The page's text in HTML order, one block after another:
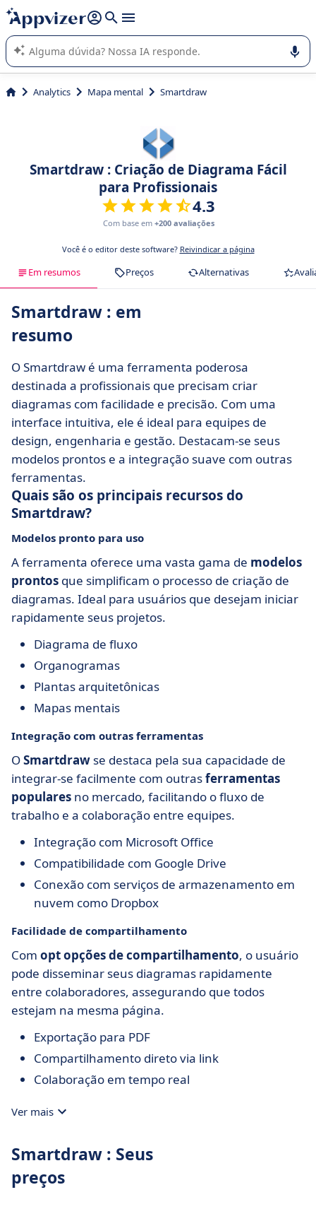
de nossa IA (várias linhas com
A IA do Appvizer o orienta no uso ou na seleção de software
SaaS para sua empresa.
Analytics Mapa mental Smartdraw
Smartdraw : Criação de Diagrama Fácil
para Profissionais
4.3
Com base em +200 avaliações
Você é o editor deste software? Reivindicar a página
Em resumos Preços Alternativas
Smartdraw : em
resumo
O Smartdraw é uma ferramenta poderosa
destinada a profissionais que precisam criar
diagramas com facilidade e precisão. Com uma
interface intuitiva, ele é ideal para equipes de
design, engenharia e gestão. Destacam-se seus
modelos prontos e a integração suave com outras
ferramentas.
Quais são os principais recursos do
Smartdraw?
Modelos pronto para uso
A ferramenta oferece uma vasta gama de modelos
prontos que simplificam o processo de criação de
diagramas. Ideal para usuários que desejam iniciar
rapidamente seus projetos.
Diagrama de fluxo
Organogramas
Plantas arquitetônicas
Mapas mentais
Integração com outras ferramentas
OSmartdraw se destaca pela sua capacidade de
integrar-se facilmente com outrasferramentas
populares no mercado, facilitando o fluxo de
trabalho e a colaboração entre equipes.
Integração com Microsoft Office
Compatibilidade com Google Drive
Conexão com serviços de armazenamento em
nuvem como Dropbox
Facilidade de compartilhamento
Com opt opções de compartilhamento, o usuário
pode disseminar seus diagramas rapidamente
entre colaboradores, assegurando que todos
estejam na mesma página.
Exportação para PDF
Compartilhamento direto via link
Colaboração em tempo real
Ver mais
Smartdraw : Seus
preços